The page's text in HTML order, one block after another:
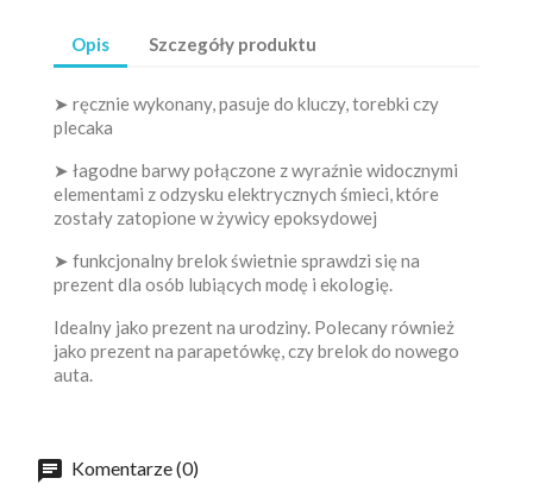
Opis Szczegóły produktu
➤ ręcznie wykonany, pasuje do kluczy, torebki czy
plecaka
➤ łagodne barwy połączone z wyraźnie widocznymi
elementami z odzysku elektrycznych śmieci, które
zostały zatopione w żywicy epoksydowej
➤ funkcjonalny brelok świetnie sprawdzi się na
prezent dla osób lubiących modę i ekologię.
Idealny jako prezent na urodziny. Polecany również
jako prezent na parapetówkę, czy brelok do nowego
auta.
Komentarze (0)